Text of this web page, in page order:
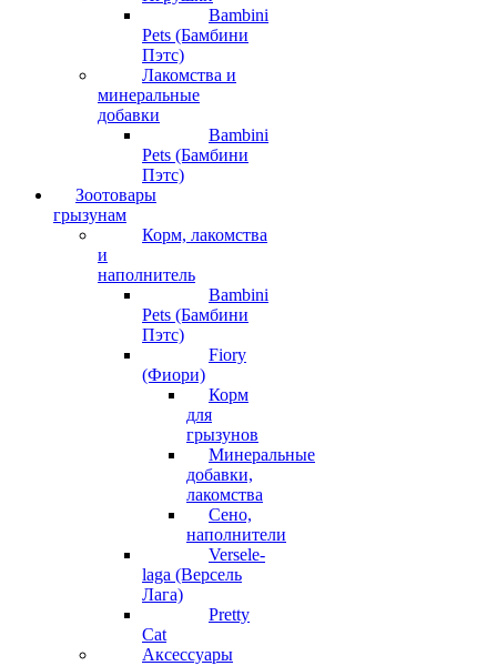
Bambini
Pets (Бамбини
Пэтс)
Лакомства и
минеральные
добавки
Bambini
Pets (Бамбини
Пэтс)
Зоотовары
грызунам
Корм, лакомства
и
наполнитель
Bambini
Pets (Бамбини
Пэтс)
Fiory
(Фиори)
Корм
для
грызунов
Минеральные
добавки,
лакомства
Сено,
наполнители
Versele-
laga (Версель
Лага)
Pretty
Cat
Аксессуары